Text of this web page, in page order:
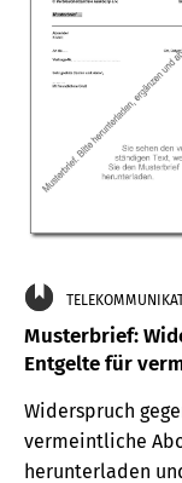
Musterbrief:
Entgelte für
Widerspruch
vermeintliche
herunterladen